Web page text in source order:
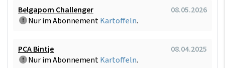
Belgapom Challenger
08.05.2026
Nur im AbonnementKartoffeln.
PCA Bintje
08.04.2025
Nur im AbonnementKartoffeln.